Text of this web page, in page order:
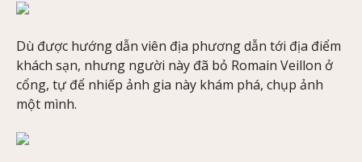
Dù được hướng dẫn viên địa phương dẫn tới địa điểm
khách sạn, nhưng người này đã bỏ Romain Veillon ở
cổng, tự để nhiếp ảnh gia này khám phá, chụp ảnh
một mình.